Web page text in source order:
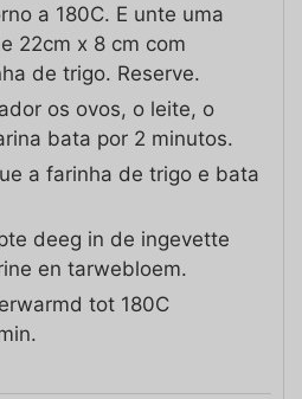
a 180C. E unte uma
22cm x 8 cm com
de trigo. Reserve.
os ovos, o leite, o
bata por 2 minutos.
a farinha de trigo e bata
deeg in de ingevette
en tarwebloem.
tot 180C